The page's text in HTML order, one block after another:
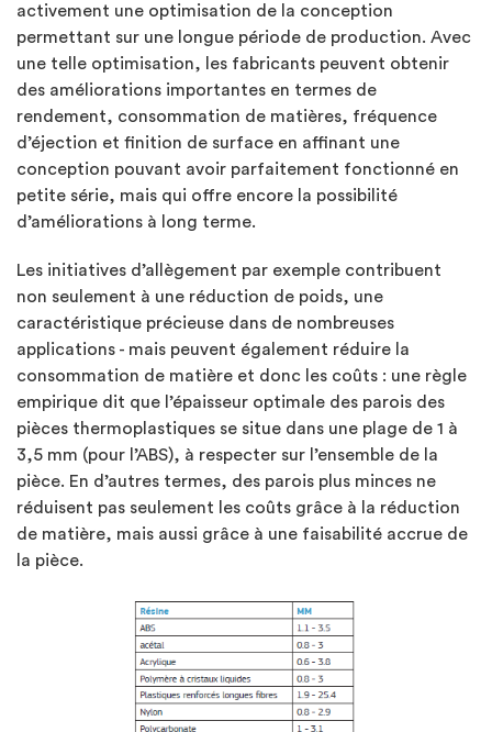
activement une optimisation de la conception
permettant sur une longue période de production. Avec
une telle optimisation, les fabricants peuvent obtenir
des améliorations importantes en termes de
rendement, consommation de matières, fréquence
d’éjection et finition de surface en affinant une
conception pouvant avoir parfaitement fonctionné en
petite série, mais qui offre encore la possibilité
d’améliorations à long terme.
Les initiatives d’allègement par exemple contribuent
non seulement à une réduction de poids, une
caractéristique précieuse dans de nombreuses
applications - mais peuvent également réduire la
consommation de matière et donc les coûts : une règle
empirique dit que l’épaisseur optimale des parois des
pièces thermoplastiques se situe dans une plage de 1 à
3,5 mm (pour l’ABS), à respecter sur l’ensemble de la
pièce. En d’autres termes, des parois plus minces ne
réduisent pas seulement les coûts grâce à la réduction
de matière, mais aussi grâce à une faisabilité accrue de
la pièce.